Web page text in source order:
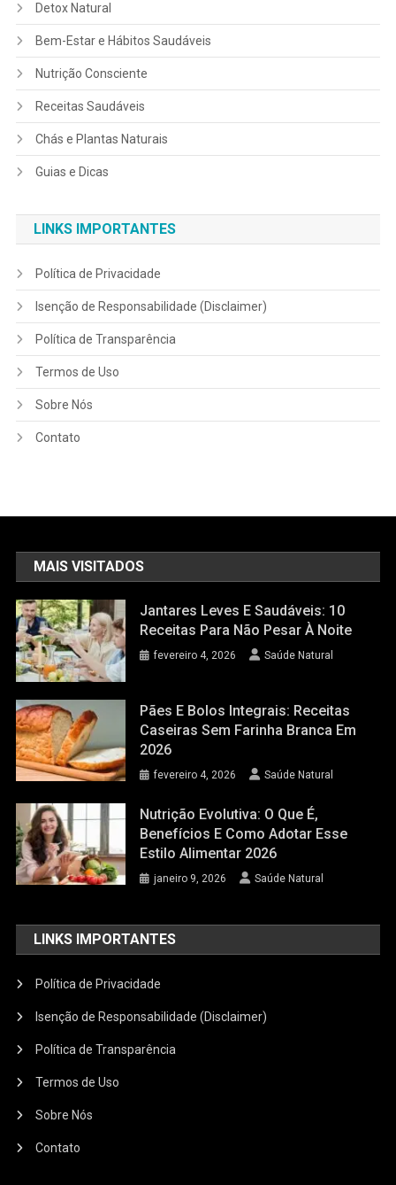
Detox Natural
Bem-Estar e Hábitos Saudáveis
Nutrição Consciente
Receitas Saudáveis
Chás e Plantas Naturais
Guias e Dicas
LINKS IMPORTANTES
Política de Privacidade
Isenção de Responsabilidade (Disclaimer)
Política de Transparência
Termos de Uso
Sobre Nós
Contato
MAIS VISITADOS
Jantares Leves E Saudáveis: 10
Receitas Para Não Pesar À Noite
fevereiro 4, 2026 Saúde Natural
Pães E Bolos Integrais: Receitas
Caseiras Sem Farinha Branca Em
2026
fevereiro 4, 2026 Saúde Natural
Nutrição Evolutiva: O Que É,
Benefícios E Como Adotar Esse
Estilo Alimentar 2026
janeiro 9, 2026 Saúde Natural
LINKS IMPORTANTES
Política de Privacidade
Isenção de Responsabilidade (Disclaimer)
Política de Transparência
Termos de Uso
Sobre Nós
Contato